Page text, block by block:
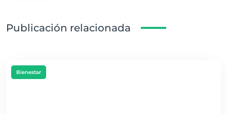
Publicación relacionada
Bienestar